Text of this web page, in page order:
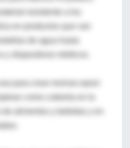
de agua hasta
de alimentos y bebidas y en